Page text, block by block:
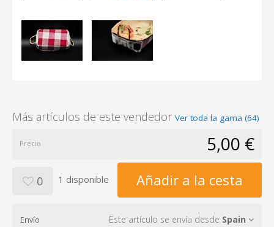
Más artículos de este vendedor Ver toda la gama (64)
Precio 5,00 €
0 1 disponible Añadir a la cesta
Envío Este artículo se envía desde Spain